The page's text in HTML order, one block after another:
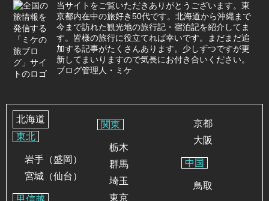
当サイトをご覧いただきありがとうございます。東
京都内在中の旅好き50代です。北海道から沖縄まで
今まで訪れた観光地の旅行記・宿泊記を紹介してま
す。皆様の旅行に役立てれば幸いです。まだまだ追
加する記事がたくさんあります。少しずつですが更
新してまいりますので気長にお付き合いください。
ブログ管理人・ミケ
北海道
東北
岩手（盛岡）
宮城（仙台）
甲信越
関東
栃木
群馬
埼玉
東京
京都
大阪
中国
鳥取